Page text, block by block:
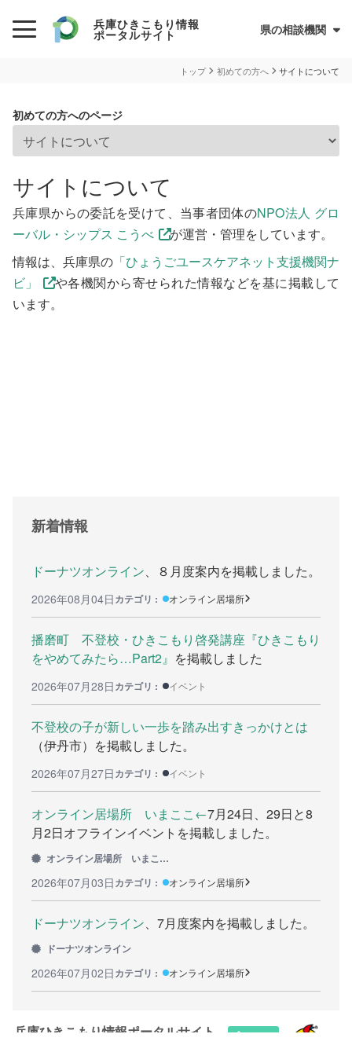
兵庫ひきこもり情報
ポータルサイト 県の相談機関
兵庫県ひきこもり総合支援センター
ひきこもりとは？
ひきこもり当事者のためのQ&A集
情報が必要な方へ
情報について
お住まいの市町での支援
民間の支援団体（県ネットワーク加入団体）
助成金等の情報
相談する前に
兵庫県ひきこもり総合支援センター
兵庫ひきこもり相談支援センター
カウンセリング機関
働く前に
ボランティアしたい方への情報
就職の相談や情報
学びたい方へ
研修や講座
全寮制の県立フリースクール
トップ 初めての方へ サイトについて
初めての方へのページ
サイトについて
兵庫県からの委託を受けて、当事者団体のNPO法人 グロ
ーバル・シップス こうべ
が運営・管理をしています。
情報は、兵庫県の 「ひょうごユースケアネット支援機関ナ
ビ」
や各機関から寄せられた情報などを基に掲載して
います。
新着情報
ドーナツオンライン 、８月度案内を掲載しました。
2026年08月04日カテゴリ : オンライン居場所
播磨町 不登校・ひきこもり啓発講座『ひきこもり
をやめてみたら…Part2』 を掲載しました
2026年07月28日カテゴリ : イベント
不登校の子が新しい一歩を踏み出すきっかけとは
（伊丹市）を掲載しました。
2026年07月27日カテゴリ : イベント
オンライン居場所 いまここ←7月24日、29日と8
月2日オフラインイベントを掲載しました。
オンライン居場所 いまここ←
2026年07月03日カテゴリ : オンライン居場所
ドーナツオンライン 、7月度案内を掲載しました。
ドーナツオンライン
2026年07月02日カテゴリ : オンライン居場所
兵庫ひきこもり情報ポータルサイト